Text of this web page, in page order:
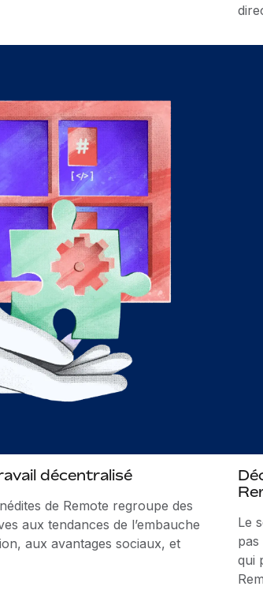
décentralisé
de Remote regroupe des
aux tendances de l’embauche
aux avantages sociaux, et
Le
qui